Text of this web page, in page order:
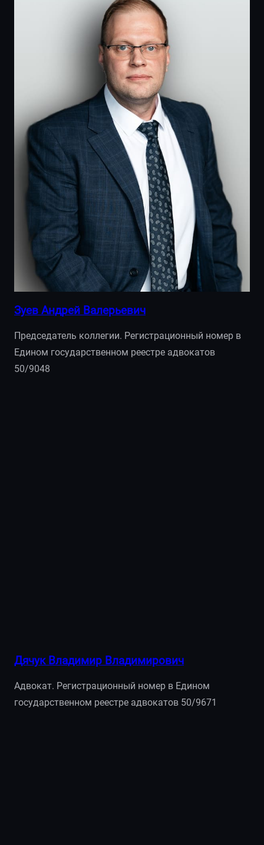
Зуев Андрей Валерьевич
Председатель коллегии. Регистрационный номер в
Едином государственном реестре адвокатов
50/9048
Дячук Владимир Владимирович
Адвокат. Регистрационный номер в Едином
государственном реестре адвокатов 50/9671